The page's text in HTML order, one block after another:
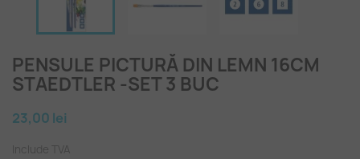
PENSULE PICTURĂ DIN LEMN 16CM
STAEDTLER -SET 3 BUC
23,00 lei
Include TVA